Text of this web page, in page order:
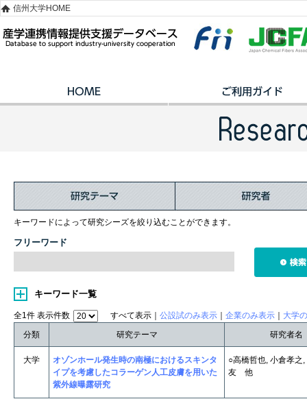
信州大学HOME
キーワードによって研究シーズを絞り込むことができます。
フリーワード
キーワード一覧
全1件 表示件数 すべて表示｜ 公設試のみ表示 企業のみ表示
大学
分類
研究テーマ 研究者名
大学
オゾンホール発生時の南極におけるスキンタ
イプを考慮したコラーゲン人工皮膚を用いた
紫外線曝露研究
○高橋哲也, 小倉孝之,
友 他